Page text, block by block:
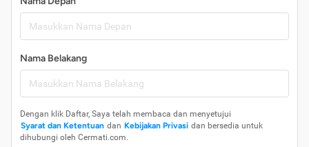
Nama Belakang
Dengan klik Daftar, Saya telah membaca dan menyetujui
Syarat dan Ketentuan dan Kebijakan Privasi dan bersedia untuk
dihubungi oleh Cermati.com.